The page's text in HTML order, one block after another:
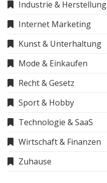
Industrie & Herstellung
Internet Marketing
Kunst & Unterhaltung
Mode & Einkaufen
Recht & Gesetz
Sport & Hobby
Technologie & SaaS
Wirtschaft & Finanzen
Zuhause